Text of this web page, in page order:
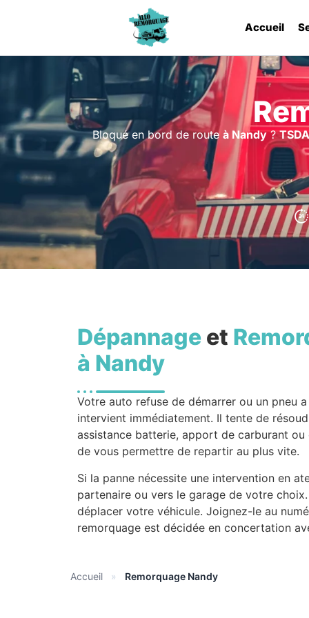
Accueil
Bloqué en bord de route à Nandy?TSDA
Dépannage et
à Nandy
Votre auto refuse de démarrer ou un pneu
intervient immédiatement. Il tente de
assistance batterie, apport de carburant
de vous permettre de repartir au plus vite.
Si la panne nécessite une intervention en
partenaire ou vers le garage de votre
déplacer votre véhicule. Joignez-le au
remorquage est décidée en concertation
Accueil » Remorquage Nandy